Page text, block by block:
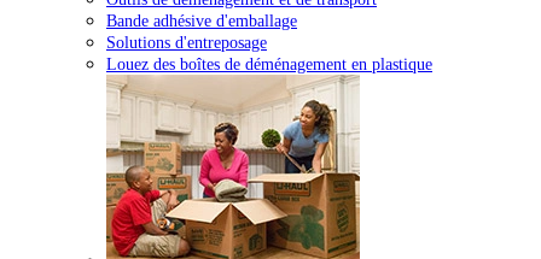
Bande adhésive d'emballage
Solutions d'entreposage
Louez des boîtes de déménagement en plastique